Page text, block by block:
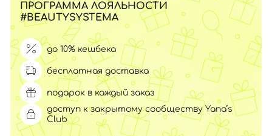
ПРОГРАММА ЛОЯЛЬНОСТИ
#BEAUTYSYSTEMA
до 10% кешбека
бесплатная доставка
подарок в каждый заказ
доступ к закрытому сообществу Yana’s
Club